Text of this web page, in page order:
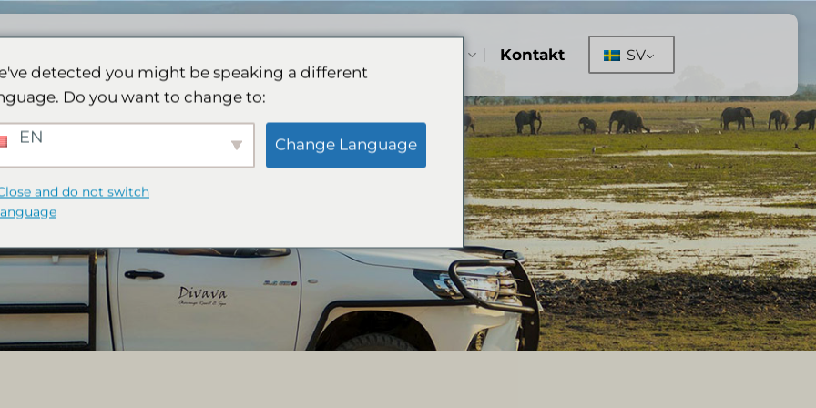
Bokningar Kontakt SV
detected you might be speaking a different
Do you want to change to:
EN Change Language
and do not switch